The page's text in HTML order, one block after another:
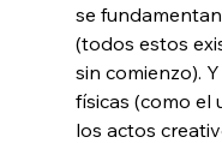
se
(todos estos
sin comienzo).
físicas (como el
los actos